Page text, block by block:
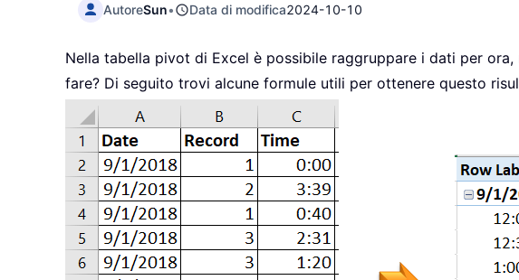
AutoreSun• Data di modifica2024-10-10
Nella tabella pivot di Excel è possibile raggruppare i dati per
fare? Di seguito trovi alcune formule utili per ottenere questo